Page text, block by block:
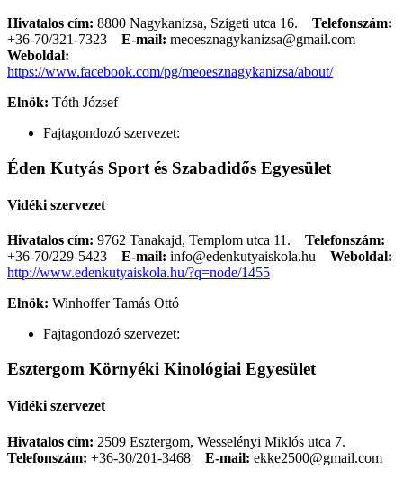
Hivatalos cím: 8800 Nagykanizsa, Szigeti utca 16. Telefonszám:
+36-70/321-7323
E-mail: meoesznagykanizsa@gmail.com
Weboldal:
https://www.facebook.com/pg/meoesznagykanizsa/about/
Elnök: Tóth József
Fajtagondozó szervezet:
Éden Kutyás Sport és Szabadidős Egyesület
Vidéki szervezet
Hivatalos cím: 9762 Tanakajd, Templom utca 11. Telefonszám:
+36-70/229-5423
E-mail: info@edenkutyaiskola.hu
Weboldal:
http://www.edenkutyaiskola.hu/?q=node/1455
Elnök: Winhoffer Tamás Ottó
Fajtagondozó szervezet:
Esztergom Környéki Kinológiai Egyesület
Vidéki szervezet
Hivatalos cím: 2509 Esztergom, Wesselényi Miklós utca 7.
Telefonszám: +36-30/201-3468 E-mail: ekke2500@gmail.com